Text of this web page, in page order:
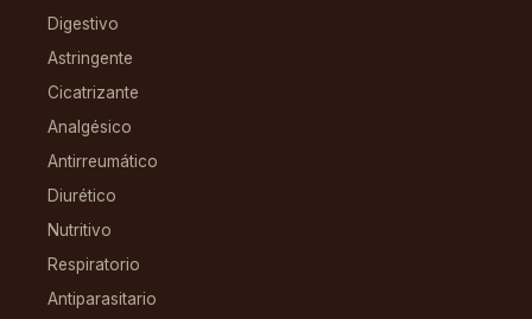
Digestivo
Astringente
Cicatrizante
Analgésico
Antirreumático
Diurético
Nutritivo
Respiratorio
Antiparasitario